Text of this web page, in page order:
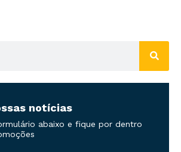
notícias
abaixo e fique por dentro